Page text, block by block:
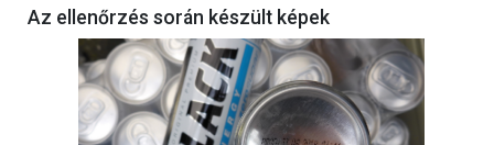
Az ellenőrzés során készült képek